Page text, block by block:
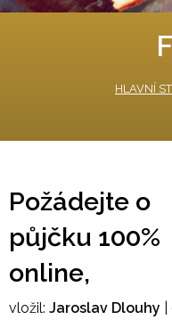
HLAVNÍ
Požádejte o
půjčku 100%
online,
vložil: Jaroslav Dlouhy